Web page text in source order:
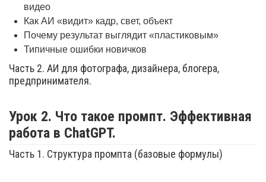
видео
Как АИ «видит» кадр, свет, объект
Почему результат выглядит «пластиковым»
Типичные ошибки новичков
Часть 2. АИ для фотографа, дизайнера, блогера,
предпринимателя.
Урок 2. Что такое промпт. Эффективная
работа в ChatGPT.
Часть 1. Структура промпта (базовые формулы)